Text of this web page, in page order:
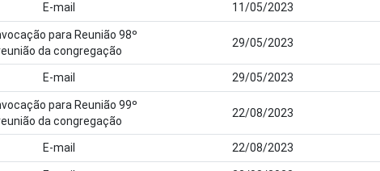
E-mail 11/05/2023
para Reunião 98º
da congregação
29/05/2023
E-mail 29/05/2023
para Reunião 99º
da congregação
22/08/2023
E-mail 22/08/2023